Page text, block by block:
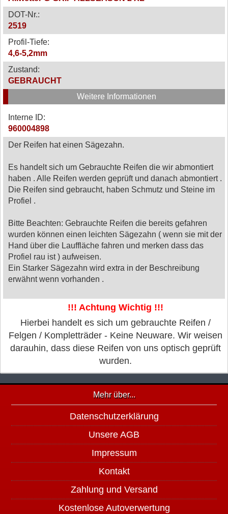
DOT-Nr.:
2519
Profil-Tiefe:
4,6-5,2mm
Zustand:
GEBRAUCHT
Weitere Informationen
Interne ID:
960004898
Der Reifen hat einen Sägezahn.
Es handelt sich um Gebrauchte Reifen die wir abmontiert
haben . Alle Reifen werden geprüft und danach abmontiert .
Die Reifen sind gebraucht, haben Schmutz und Steine im
Profiel .
Bitte Beachten: Gebrauchte Reifen die bereits gefahren
wurden können einen leichten Sägezahn ( wenn sie mit der
Hand über die Lauffläche fahren und merken dass das
Profiel rau ist ) aufweisen.
Ein Starker Sägezahn wird extra in der Beschreibung
erwähnt wenn vorhanden .
!!! Achtung Wichtig !!!
Hierbei handelt es sich um gebrauchte Reifen /
Felgen / Kompletträder - Keine Neuware. Wir weisen
darauhin, dass diese Reifen von uns optisch geprüft
wurden.
Mehr über...
Datenschutzerklärung
Unsere AGB
Impressum
Kontakt
Zahlung und Versand
Kostenlose Autoverwertung